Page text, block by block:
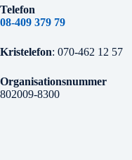
Telefon
08-409 379 79
Kristelefon: 070-462 12 57
Organisationsnummer
802009-8300